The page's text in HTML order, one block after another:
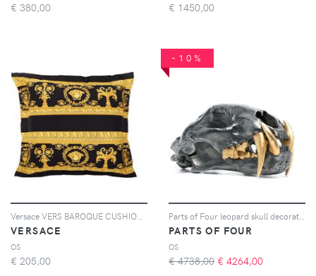
€ 380,00 € 1450,00
VERSACE
OS
€ 205,00
-10%
PARTS OF FOUR
OS
€ 4738,00 € 4264,00